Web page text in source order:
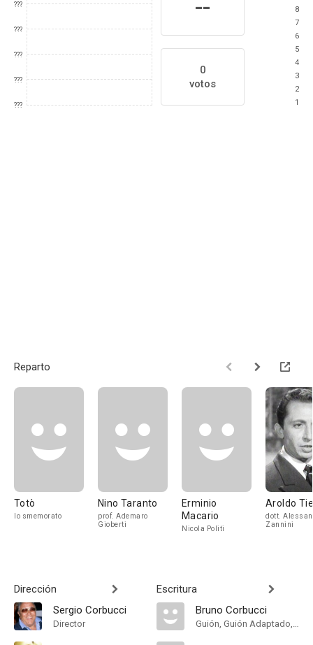
???
???
???
???
???
--
0
votos
8
7
6
5
4
3
2
1
Reparto
Totò
lo smemorato
Nino Taranto
prof. Ademaro
Gioberti
Erminio
Macario
Nicola Politi
Aroldo
dott.
Zannini
Dirección
Sergio Corbucci
Director
Escritura
Bruno Corbucci
Guión, Guión Adaptado, Historia